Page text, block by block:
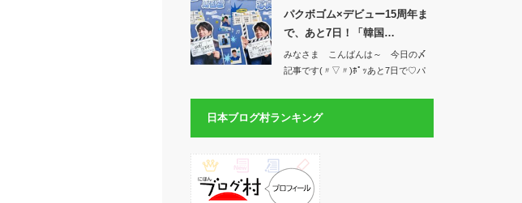
パクボゴム×デビュー15周年ま
で、あと7日！「韓国…
みなさま こんばんは～ 今日の〆
記事です(〃▽〃)ﾎﾟｯあと7日で♡パ
日本ブログ村ランキング